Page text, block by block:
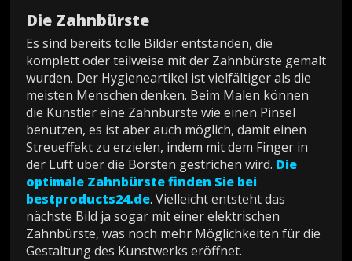
Die Zahnbürste
Es sind bereits tolle Bilder entstanden, die
komplett oder teilweise mit der Zahnbürste gemalt
wurden. Der Hygieneartikel ist vielfältiger als die
meisten Menschen denken. Beim Malen können
die Künstler eine Zahnbürste wie einen Pinsel
benutzen, es ist aber auch möglich, damit einen
Streueffekt zu erzielen, indem mit dem Finger in
der Luft über die Borsten gestrichen wird. Die
optimale Zahnbürste finden Sie bei
bestproducts24.de. Vielleicht entsteht das
nächste Bild ja sogar mit einer elektrischen
Zahnbürste, was noch mehr Möglichkeiten für die
Gestaltung des Kunstwerks eröffnet.